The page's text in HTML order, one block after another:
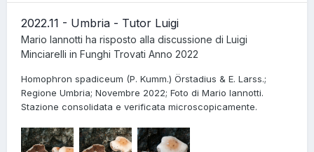
2022.11 - Umbria - Tutor Luigi
Mario Iannotti ha risposto alla discussione di Luigi
Minciarelli in Funghi Trovati Anno 2022
Homophron spadiceum (P. Kumm.) Örstadius & E. Larss.;
Regione Umbria; Novembre 2022; Foto di Mario Iannotti.
Stazione consolidata e verificata microscopicamente.